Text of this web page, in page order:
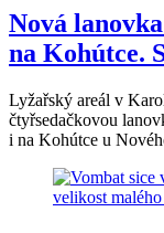
Nová
na Kohútce.
Lyžařský areál v
čtyřsedačkovou
i na Kohútce u